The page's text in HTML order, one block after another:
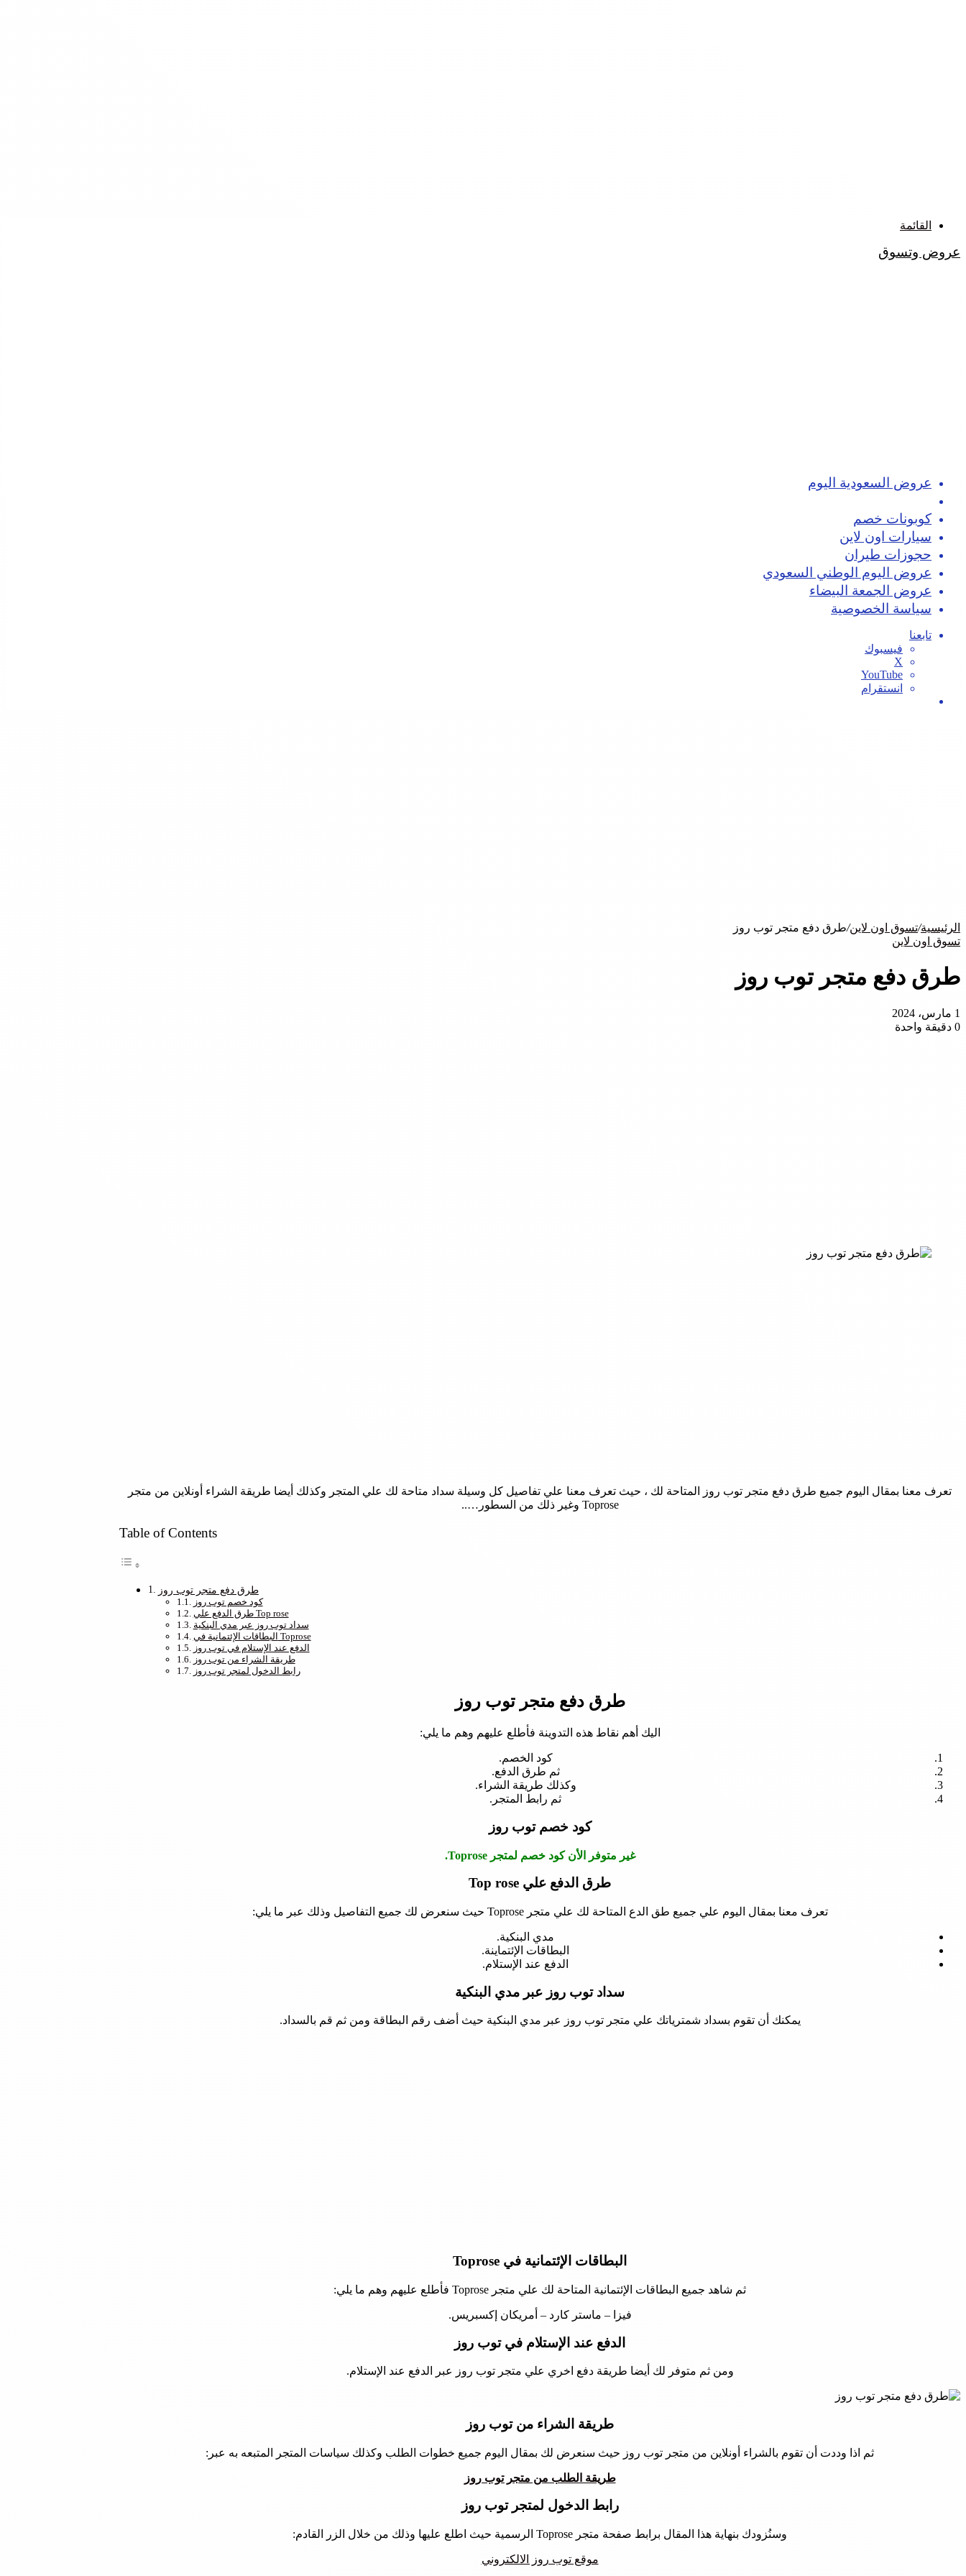
القائمة
عروض وتسوق
عروض السعودية اليوم
كوبونات خصم
سيارات اون لاين
حجوزات طيران
عروض اليوم الوطني السعودي
عروض الجمعة البيضاء
سياسة الخصوصية
تابعنا
فيسبوك
‫X
‫YouTube
انستقرام
الرئيسية/تسوق اون لاين/طرق دفع متجر توب روز
تسوق اون لاين
طرق دفع متجر توب روز
1 مارس، 2024
0 دقيقة واحدة
تعرف معنا بمقال اليوم جميع طرق دفع متجر توب روز المتاحة لك ، حيث تعرف معنا علي تفاصيل كل وسيلة سداد متاحة لك علي المتجر وكذلك أيضا طريقة الشراء أونلاين من متجر
Toprose وغير ذلك من السطور…..
Table of Contents
طرق دفع متجر توب روز
كود خصم توب روز
طرق الدفع علي Top rose
سداد توب روز عبر مدي البنكية
البطاقات الإئتمانية في Toprose
الدفع عند الإستلام في توب روز
طريقة الشراء من توب روز
رابط الدخول لمتجر توب روز
طرق دفع متجر توب روز
اليك أهم نقاط هذه التدوينة فأطلع عليهم وهم ما يلي:
كود الخصم.
ثم طرق الدفع.
وكذلك طريقة الشراء.
ثم رابط المتجر.
كود خصم توب روز
غير متوفر الأن كود خصم لمتجر Toprose.
طرق الدفع علي Top rose
تعرف معنا بمقال اليوم علي جميع طق الدع المتاحة لك علي متجر Toprose حيث سنعرض لك جميع التفاصيل وذلك عبر ما يلي:
مدي البنكية.
البطاقات الإئتماينة.
الدفع عند الإستلام.
سداد توب روز عبر مدي البنكية
يمكنك أن تقوم بسداد شمترياتك علي متجر توب روز عبر مدي البنكية حيث أضف رقم البطاقة ومن ثم قم بالسداد.
البطاقات الإئتمانية في Toprose
ثم شاهد جميع البطاقات الإئتمانية المتاحة لك علي متجر Toprose فأطلع عليهم وهم ما يلي:
فيزا – ماستر كارد – أمريكان إكسبريس.
الدفع عند الإستلام في توب روز
ومن ثم متوفر لك أيضا طريقة دفع اخري علي متجر توب روز عبر الدفع عند الإستلام.
طريقة الشراء من توب روز
ثم اذا وددت أن تقوم بالشراء أونلاين من متجر توب روز حيث سنعرض لك بمقال اليوم جميع خطوات الطلب وكذلك سياسات المتجر المتبعه به عبر:
طريقة الطلب من متجر توب روز
رابط الدخول لمتجر توب روز
وسنُزودك بنهاية هذا المقال برابط صفحة متجر Toprose الرسمية حيث اطلع عليها وذلك من خلال الزر القادم:
موقع توب روز الالكتروني